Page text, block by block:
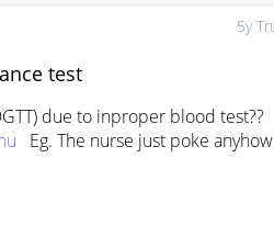
5y
test
due to inproper blood test??
Eg. The nurse just poke anyhow